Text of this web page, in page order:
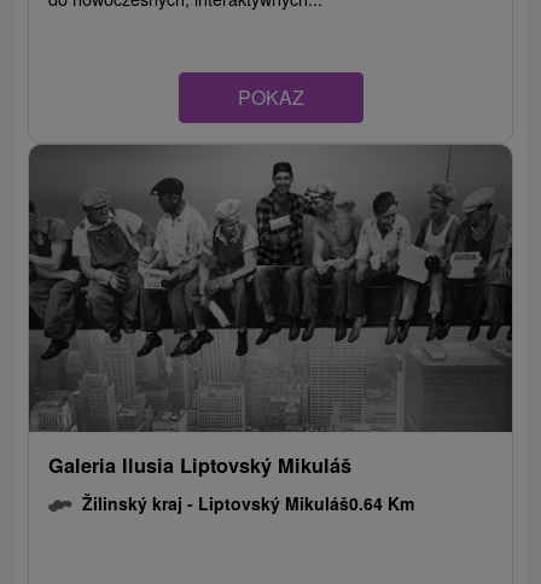
POKAZ
Galeria Ilusia Liptovský Mikuláš
Žilinský kraj - Liptovský Mikuláš0.64 Km